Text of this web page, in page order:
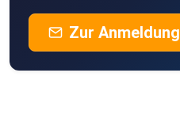
Zur Anmeldung